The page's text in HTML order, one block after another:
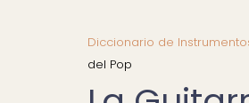
Diccionario de
del Pop